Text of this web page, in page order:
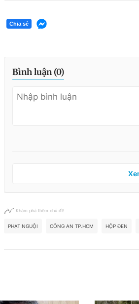
Chia sẻ
Bình luận (0)
Khám phá thêm chủ đề
PHẠT NGUỘI CÔNG AN TP.HCM HỘP ĐEN